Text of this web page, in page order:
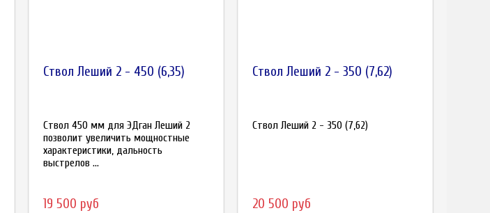
Ствол Леший 2 - 450 (6,35)
Ствол 450 мм для ЭДган Леший 2
позволит увеличить мощностные
характеристики, дальность
выстрелов ...
19 500 руб
Ствол Леший 2 - 350 (7,62)
Ствол Леший 2 - 350 (7,62)
20 500 руб